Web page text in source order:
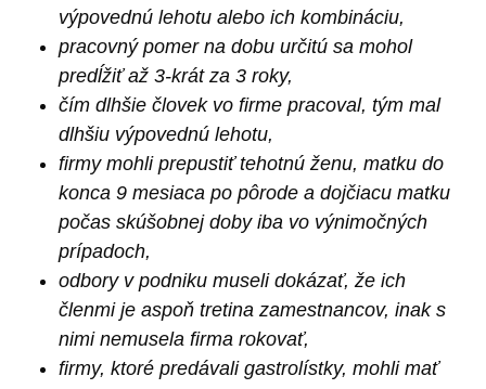
výpovednú lehotu alebo ich kombináciu,
pracovný pomer na dobu určitú sa mohol
predĺžiť až 3-krát za 3 roky,
čím dlhšie človek vo firme pracoval, tým mal
dlhšiu výpovednú lehotu,
firmy mohli prepustiť tehotnú ženu, matku do
konca 9 mesiaca po pôrode a dojčiacu matku
počas skúšobnej doby iba vo výnimočných
prípadoch,
odbory v podniku museli dokázať, že ich
členmi je aspoň tretina zamestnancov, inak s
nimi nemusela firma rokovať,
firmy, ktoré predávali gastrolístky, mohli mať